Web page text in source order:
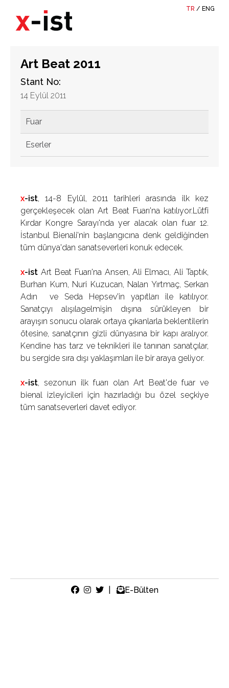
TR / ENG
Art Beat 2011
Stant No:
14 Eylül 2011
Fuar
Eserler
x-ist, 14-8 Eylül, 2011 tarihleri arasında ilk kez
gerçekleşecek olan Art Beat Fuarı'na katılıyor.Lütfi
Kırdar Kongre Sarayı'nda yer alacak olan fuar 12.
İstanbul Bienali'nin başlangıcına denk geldiğinden
tüm dünya'dan sanatseverleri konuk edecek.
x-ist Art Beat Fuarı'na Ansen, Ali Elmacı, Ali Taptık,
Burhan Kum, Nuri Kuzucan, Nalan Yırtmaç, Serkan
Adın ve Seda Hepsev'in yapıtları ile katılıyor.
Sanatçıyı alışılagelmişin dışına sürükleyen bir
arayışın sonucu olarak ortaya çıkanlarla beklentilerin
ötesine, sanatçının gizli dünyasına bir kapı aralıyor.
Kendine has tarz ve teknikleri ile tanınan sanatçılar,
bu sergide sıra dışı yaklaşımları ile bir araya geliyor.
x-ist, sezonun ilk fuarı olan Art Beat'de fuar ve
bienal izleyicileri için hazırladığı bu özel seçkiye
tüm sanatseverleri davet ediyor.
E-Bülten